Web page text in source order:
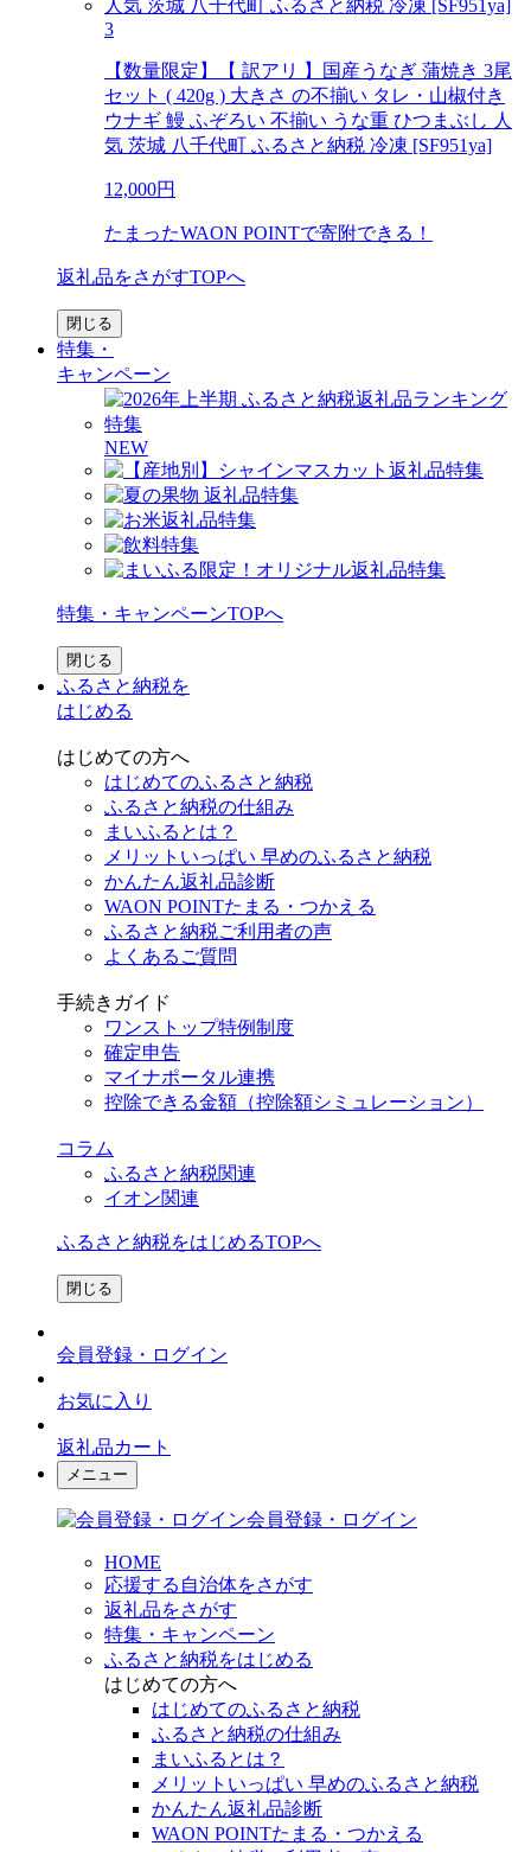
3
【数量限定】【 訳アリ 】国産うなぎ 蒲焼き 3尾
セット ( 420g ) 大きさ の不揃い タレ・山椒付き
ウナギ 鰻 ふぞろい 不揃い うな重 ひつまぶし 人
気 茨城 八千代町 ふるさと納税 冷凍 [SF951ya]
12,000円
たまったWAON POINTで寄附できる！
返礼品をさがすTOPへ
閉じる
特集・
キャンペーン
NEW
特集・キャンペーンTOPへ
閉じる
ふるさと納税を
はじめる
はじめての方へ
はじめてのふるさと納税
ふるさと納税の仕組み
まいふるとは？
メリットいっぱい 早めのふるさと納税
かんたん返礼品診断
WAON POINTたまる・つかえる
ふるさと納税ご利用者の声
よくあるご質問
手続きガイド
ワンストップ特例制度
確定申告
マイナポータル連携
控除できる金額（控除額シミュレーション）
コラム
ふるさと納税関連
イオン関連
ふるさと納税をはじめるTOPへ
閉じる
会員登録・ログイン
お気に入り
返礼品カート
メニュー
会員登録・ログイン
HOME
応援する自治体をさがす
返礼品をさがす
特集・キャンペーン
ふるさと納税をはじめる
はじめての方へ
はじめてのふるさと納税
ふるさと納税の仕組み
まいふるとは？
メリットいっぱい 早めのふるさと納税
かんたん返礼品診断
WAON POINTたまる・つかえる